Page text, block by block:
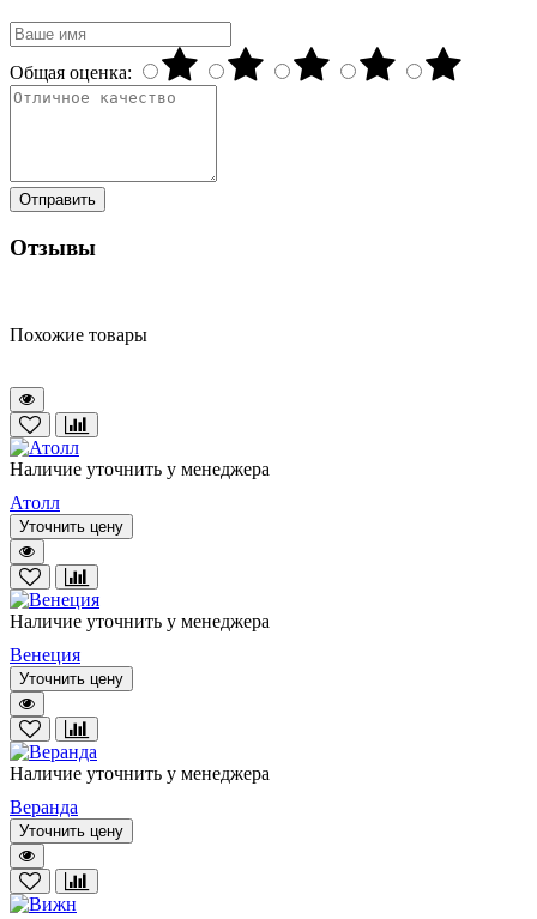
Общая оценка:
Отправить
Отзывы
Похожие товары
Наличие уточнить у менеджера
Атолл
Уточнить цену
Наличие уточнить у менеджера
Венеция
Уточнить цену
Наличие уточнить у менеджера
Веранда
Уточнить цену